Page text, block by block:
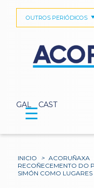
GAL CAST
OUTROS PERIÓDICOS
☰
INICIO > ACORUÑAXA
RECOÑECEMENTO DO
SIMÓN COMO